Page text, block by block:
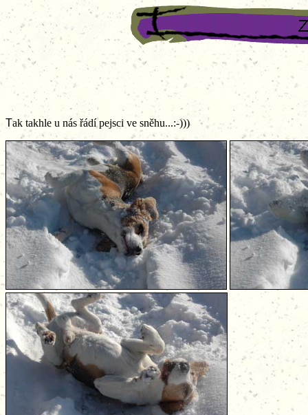
Tak takhle u nás řádí pejsci ve sněhu...:-)))